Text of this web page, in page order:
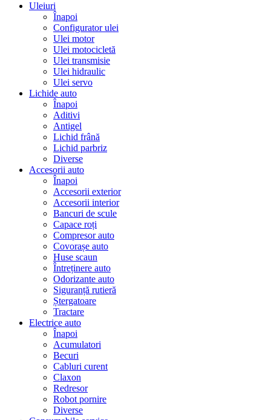
Uleiuri
Înapoi
Configurator ulei
Ulei motor
Ulei motocicletă
Ulei transmisie
Ulei hidraulic
Ulei servo
Lichide auto
Înapoi
Aditivi
Antigel
Lichid frână
Lichid parbriz
Diverse
Accesorii auto
Înapoi
Accesorii exterior
Accesorii interior
Bancuri de scule
Capace roți
Compresor auto
Covorașe auto
Huse scaun
Întreținere auto
Odorizante auto
Siguranță rutieră
Ștergatoare
Tractare
Electrice auto
Înapoi
Acumulatori
Becuri
Cabluri curent
Claxon
Redresor
Robot pornire
Diverse